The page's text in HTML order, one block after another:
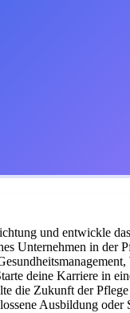
und entwickle
Unternehmen in der
deine Karriere in
die Zukunft der
Ausbildung oder